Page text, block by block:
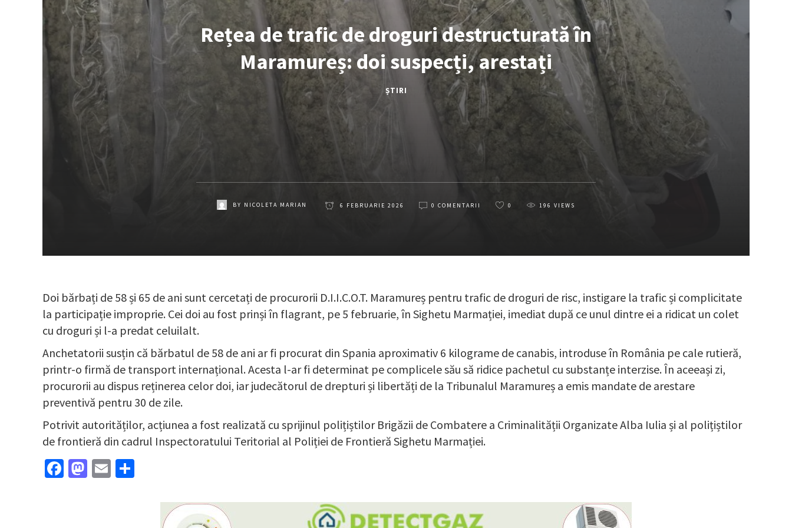
Rețea de trafic de droguri destructurată în
Maramureș: doi suspecți, arestați
ȘTIRI
BY NICOLETA MARIAN 6 FEBRUARIE 2026 0 COMENTARII 0 196 VIEWS
Doi bărbați de 58 și 65 de ani sunt cercetați de procurorii D.I.I.C.O.T. Maramureș pentru trafic de droguri de risc, instigare la trafic și complicitate
la participație improprie. Cei doi au fost prinși în flagrant, pe 5 februarie, în Sighetu Marmației, imediat după ce unul dintre ei a ridicat un colet
cu droguri și l-a predat celuilalt.
Anchetatorii susțin că bărbatul de 58 de ani ar fi procurat din Spania aproximativ 6 kilograme de canabis, introduse în România pe cale rutieră,
printr-o firmă de transport internațional. Acesta l-ar fi determinat pe complicele său să ridice pachetul cu substanțe interzise. În aceeași zi,
procurorii au dispus reținerea celor doi, iar judecătorul de drepturi și libertăți de la Tribunalul Maramureș a emis mandate de arestare
preventivă pentru 30 de zile.
Potrivit autorităților, acțiunea a fost realizată cu sprijinul polițiștilor Brigăzii de Combatere a Criminalității Organizate Alba Iulia și al polițiștilor
de frontieră din cadrul Inspectoratului Teritorial al Poliției de Frontieră Sighetu Marmației.
Facebook
Mastodon
Email